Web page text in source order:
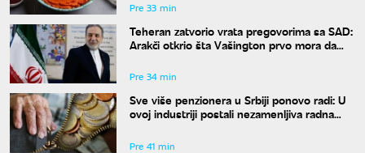
Pre 33 min
Teheran zatvorio vrata pregovorima sa SAD:
Arakči otkrio šta Vašington prvo mora da
Pre 34 min
Sve više penzionera u Srbiji ponovo radi: U
ovoj industriji postali nezamenljiva radna
Pre 41 min